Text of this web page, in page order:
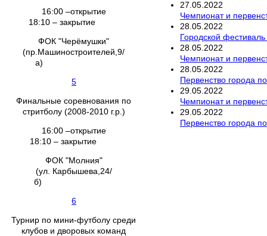
16:00 –открытие
18:10 – закрытие
ФОК "Черёмушки"
(пр.Машиностроителей,9/
а)
5
Финальные соревнования по
стритболу (2008-2010 г.р.)
16:00 –открытие
18:10 – закрытие
ФОК "Молния"
(ул. Карбышева,24/
б)
6
Турнир по мини-футболу среди
клубов и дворовых команд
27 05 2022
Чемпионат и
28 05 2022
Городской
28 05 2022
Чемпионат и
28 05 2022
Первенство города
29 05 2022
Чемпионат и
29 05 2022
Первенство города